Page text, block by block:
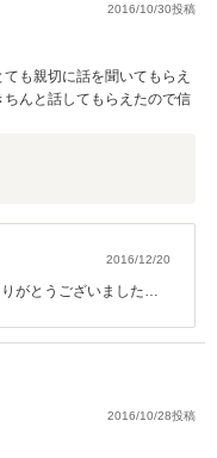
、お車のことなのであ
のでお気軽にお声掛け
ートさせて頂くべく精
しくお願い申し上げま
2016/10/30投稿
も親切に話を聞いてもらえ
んと話してもらえたので信
2016/12/20
がとうございました。
いる事かと思います。
出を作ってください。
りください。フリード
とも末長くよろしくお
2016/10/28投稿